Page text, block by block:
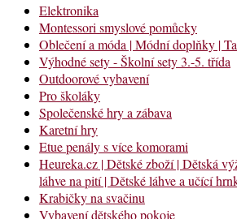
Elektronika
Montessori smyslové pomůcky
Oblečení a móda | Módní doplňky |
Výhodné sety - Školní sety 3.-5. třída
Outdoorové vybavení
Pro školáky
Společenské hry a zábava
Karetní hry
Etue penály s více komorami
Heureka.cz | Dětské zboží | Dětská
láhve na pití | Dětské láhve a učící
Krabičky na svačinu
Vybavení dětského pokoje